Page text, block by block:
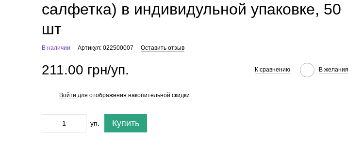
салфетка) в индивидульной упаковке, 50
шт
В наличии Артикул: 022500007 Оставить отзыв
211.00 грн/уп. К сравнению В желания
Войти для отображения накопительной скидки
уп. Купить